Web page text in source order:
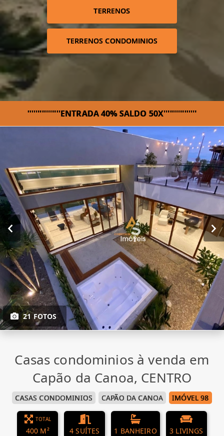
TERRENOS
TERRENOS CONDOMINIOS
''''''''''''''''ENTRADA 40% SALDO 50X''''''''''''''''
21 FOTOS
Casas condominios à venda em
Capão da Canoa, CENTRO
CASAS CONDOMINIOS CAPÃO DA CANOA IMÓVEL 98
TOTAL
400 M² 4 SUÍTES 1 BANHEIRO 3 LIVINGS